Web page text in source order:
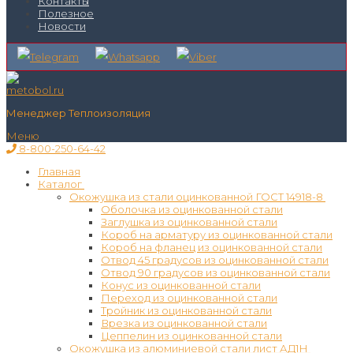
Полезное
Новости
Менеджер Теплоизоляция
Меню
8-800-250-64-42
Главная
Каталог
Окожушка из стали оцинкованной ГОСТ 14918-8
Оболочка из оцинкованной стали
Заглушка из оцинкованной стали
Короб на арматуру из оцинкованной стали
Короб на фланец из оцинкованной стали
Отвод 45 градусов из оцинкованной стали
Отвод 90 градусов из оцинкованной стали
Конус из оцинкованной стали
Переход из оцинкованной стали
Тройник из оцинкованной стали
Врезка из оцинкованной стали
Цеппелин из оцинкованной стали
Окожушка из алюминиевой стали лист АД1Н